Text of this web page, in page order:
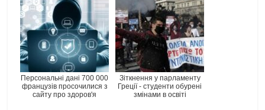
Персональні дані 700 000
французів просочилися з
сайту про здоров'я
Зіткнення у парламенту
Греції - студенти обурені
змінами в освіті